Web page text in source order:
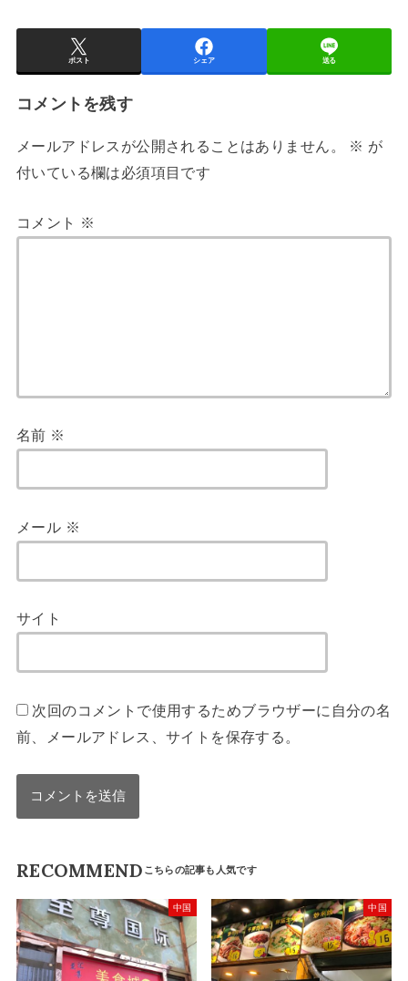
ポスト シェア 送る
コメントを残す
メールアドレスが公開されることはありません。 ※ が
付いている欄は必須項目です
コメント ※
名前 ※
メール ※
サイト
次回のコメントで使用するためブラウザーに自分の名
前、メールアドレス、サイトを保存する。
RECOMMEND
中国 中国